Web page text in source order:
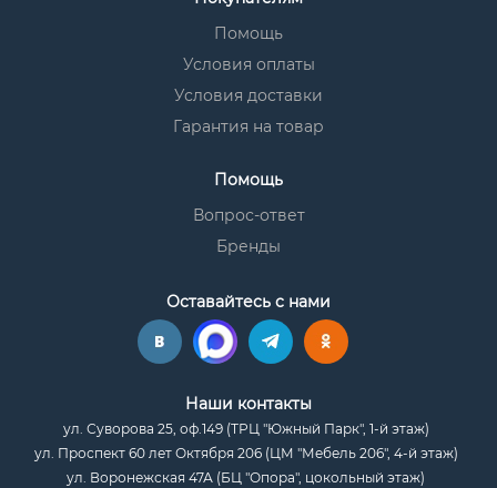
Помощь
Условия оплаты
Условия доставки
Гарантия на товар
Помощь
Вопрос-ответ
Бренды
Оставайтесь с нами
Наши контакты
ул. Суворова 25, оф.149 (ТРЦ "Южный Парк", 1-й этаж)
ул. Проспект 60 лет Октября 206 (ЦМ "Мебель 206", 4-й этаж)
ул. Воронежская 47А (БЦ "Опора", цокольный этаж)